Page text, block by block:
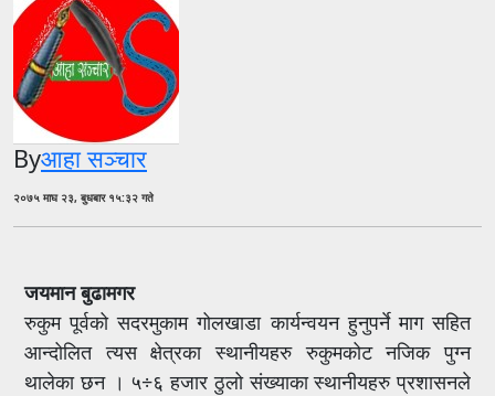
Byआहा सञ्चार
२०७५ माघ २३, बुधबार १५:३२ गते
जयमान बुढामगर
रुकुम पूर्वको सदरमुकाम गोलखाडा कार्यन्वयन हुनुपर्ने माग सहित
आन्दोलित त्यस क्षेत्रका स्थानीयहरु रुकुमकोट नजिक पुग्न
थालेका छन । ५÷६ हजार ठुलो संख्याका स्थानीयहरु प्रशासनले